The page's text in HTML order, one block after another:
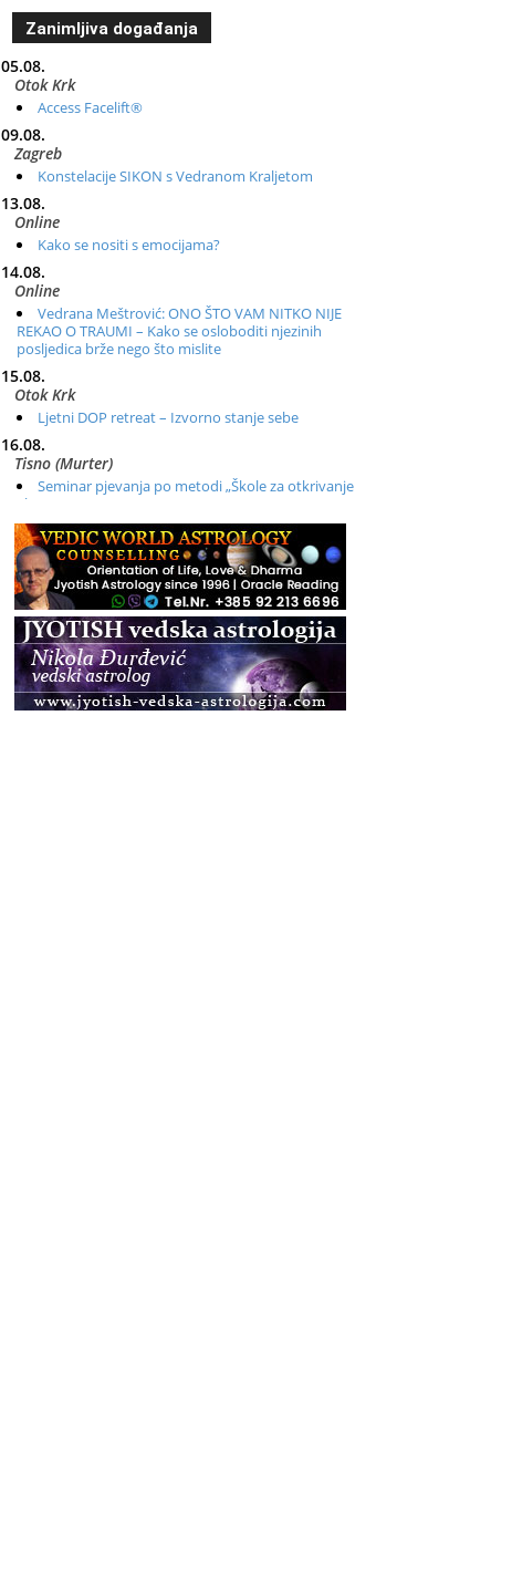
Zanimljiva događanja
05.08.
Otok Krk
Access Facelift®
09.08.
Zagreb
Konstelacije SIKON s Vedranom Kraljetom
13.08.
Online
Kako se nositi s emocijama?
14.08.
Online
Vedrana Meštrović: ONO ŠTO VAM NITKO NIJE
REKAO O TRAUMI – Kako se osloboditi njezinih
posljedica brže nego što mislite
15.08.
Otok Krk
Ljetni DOP retreat – Izvorno stanje sebe
16.08.
Tisno (Murter)
Seminar pjevanja po metodi „Škole za otkrivanje
glasa“
20.08.
Online
Radionica: Pomagači iz drugih dimenzija Online –
otvoreno za sve
21.08.
Zagreb+Online
Osnovni ThetaHealing® tečaj, Zagreb i Online
22.08.
Pula